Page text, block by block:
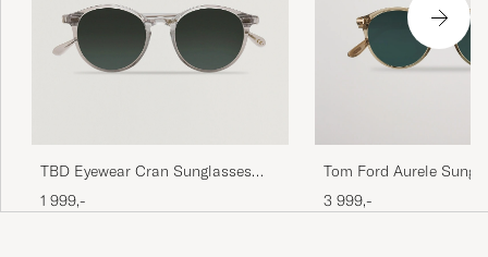
TBD Eyewear Cran Sunglasses
Transparent
1 999,-
Tom Ford Aurele
Beige/Blue
3 999,-